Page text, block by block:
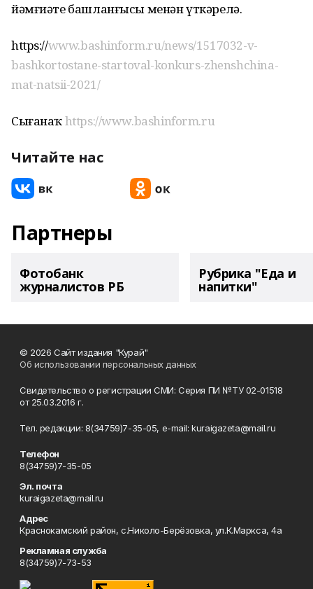
йәмғиәте башланғысы менән үткәрелә.
https://www.bashinform.ru/news/1517032-v-
bashkortostane-startoval-konkurs-zhenshchina-
mat-natsii-2021/
Сығанаҡhttps://www.bashinform.ru
Читайте нас
Партнеры
Фотобанк
журналистов РБ
Рубрика "Еда и
напитки"
© 2026 Сайт издания "Курай"
Об использовании персональных данных
Свидетельство о регистрации СМИ: Серия ПИ №ТУ 02-01518
от 25.03.2016 г.
Тел. редакции: 8(34759)7-35-05, e-mail: kuraigazeta@mail.ru
Телефон
8(34759)7-35-05
Эл. почта
kuraigazeta@mail.ru
Адрес
Краснокамский район, с.Николо-Берёзовка, ул.К.Маркса, 4а
Рекламная служба
8(34759)7-73-53